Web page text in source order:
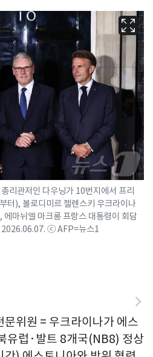
리관저인 다우닝가 10번지에서 프리
터), 볼로디미르 젤렌스키 우크라이나
에마뉘엘 마크롱 프랑스 대통령이 회담
2026.06.07. ⓒ AFP=뉴스1
위원 = 우크라이나가 에스
유럽·발트 8개국(NB8) 정상